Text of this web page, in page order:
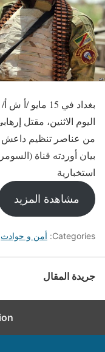
بغداد في 15
اليوم الاثنين، مقتل
من عناصر تنظيم داعش
بيان أوردته قناة
استخبارية
مشاهدة المزيد
Categories: أمن و حوادث
جريدة المقال